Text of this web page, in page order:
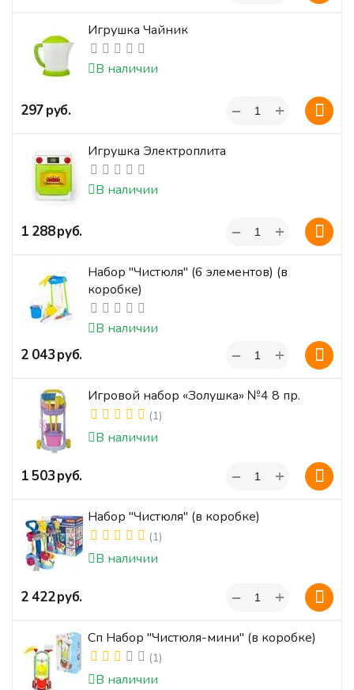
Игрушка Чайник
В наличии
‍297‍руб. +
−
Игрушка Электроплита
В наличии
‍1 288‍руб. +
−
Набор "Чистюля" (6 элементов) (в
коробке)
В наличии
‍2 043‍руб. +
−
Игровой набор «Золушка» №4 8 пр.
(1)
В наличии
‍1 503‍руб. +
−
Набор "Чистюля" (в коробке)
(1)
В наличии
‍2 422‍руб. +
−
Сп Набор "Чистюля-мини" (в коробке)
(1)
В наличии